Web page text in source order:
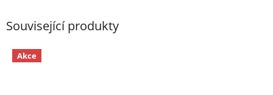
Související produkty
Akce